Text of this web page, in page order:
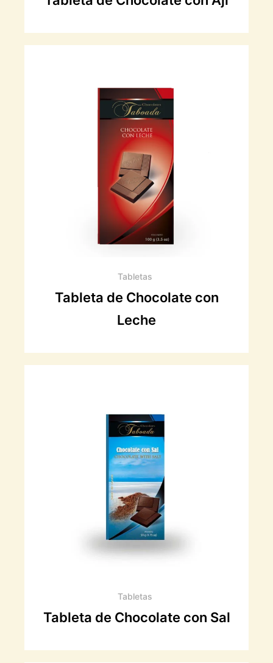
Tabletas
Tableta de Chocolate con
Leche
Tabletas
Tableta de Chocolate con Sal